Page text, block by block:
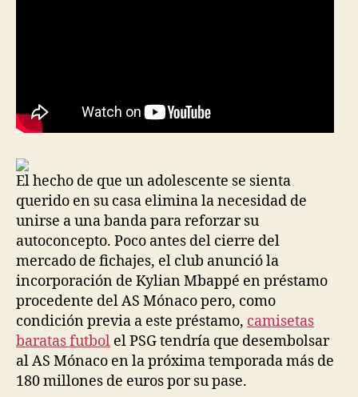
El hecho de que un adolescente se sienta
querido en su casa elimina la necesidad de
unirse a una banda para reforzar su
autoconcepto. Poco antes del cierre del
mercado de fichajes, el club anunció la
incorporación de Kylian Mbappé en préstamo
procedente del AS Mónaco pero, como
condición previa a este préstamo, camisetas
baratas futbol el PSG tendría que desembolsar
al AS Mónaco en la próxima temporada más de
180 millones de euros por su pase.